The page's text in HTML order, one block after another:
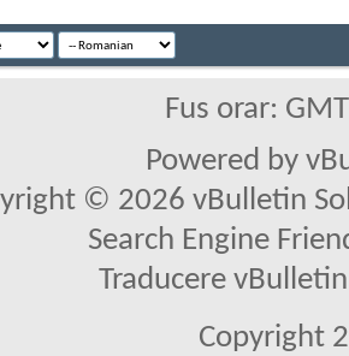
Fus orar:
Powered by
© 2026 vBulletin
Search Engine
Traducere
Copyright